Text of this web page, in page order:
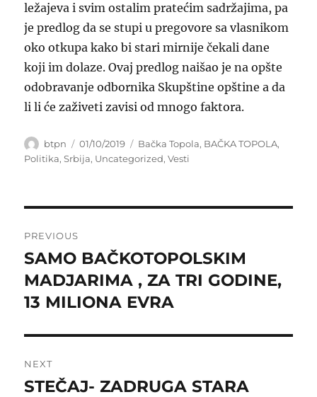
ležajeva i svim ostalim pratećim sadržajima, pa
je predlog da se stupi u pregovore sa vlasnikom
oko otkupa kako bi stari mirnije čekali dane
koji im dolaze. Ovaj predlog naišao je na opšte
odobravanje odbornika Skupštine opštine a da
li li će zaživeti zavisi od mnogo faktora.
Author
btpn
Posted
on
01/10/2019 Categories
Bačka Topola, BAČKA TOPOLA,
Politika,Srbija, Uncategorized,Vesti
navigation
PREVIOUS
Previous
post:
SAMO BAČKOTOPOLSKIM
MADJARIMA , ZA TRI GODINE,
13 MILIONA EVRA
NEXT
Next
STEČAJ- ZADRUGA STARA